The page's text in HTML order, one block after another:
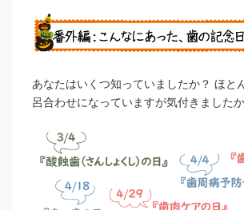
あなたはいくつ知っていましたか？ ほと
呂合わせになっていますが気付きました